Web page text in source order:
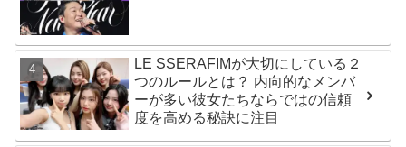
LE SSERAFIMが大切にしている２
つのルールとは？ 内向的なメンバ
ーが多い彼女たちならではの信頼
度を高める秘訣に注目